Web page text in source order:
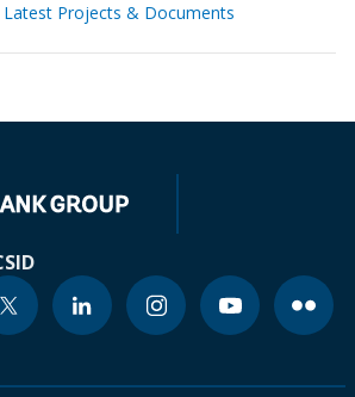
Projects & Documents